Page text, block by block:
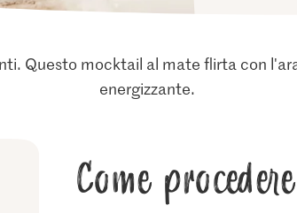
Questo mocktail al mate flirta con
energizzante.
Come procedere